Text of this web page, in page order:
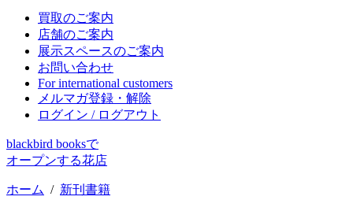
買取のご案内
店舗のご案内
展示スペースのご案内
お問い合わせ
For international customers
メルマガ登録・解除
ログイン / ログアウト
blackbird booksで
オープンする花店
ホーム / 新刊書籍